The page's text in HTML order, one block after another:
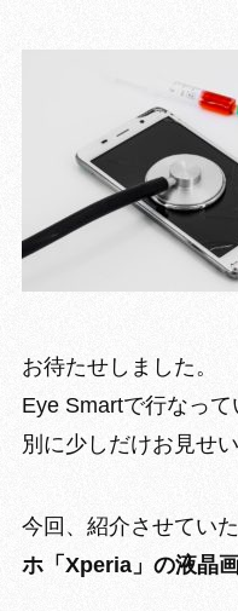
お待たせしました。
Eye Smartで行なっ
別に少しだけお見せ
今回、紹介させてい
ホ「Xperia」の液晶